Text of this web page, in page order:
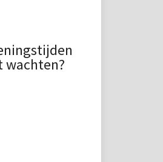
wachten?